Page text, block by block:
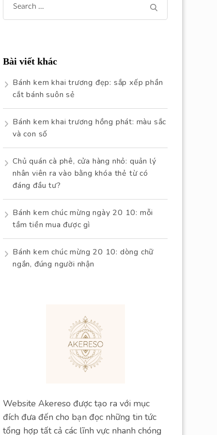
Search
for:
Bài viết khác
Bánh kem khai trương đẹp: sắp xếp phần
cắt bánh suôn sẻ
Bánh kem khai trương hồng phát: màu sắc
và con số
Chủ quán cà phê, cửa hàng nhỏ: quản lý
nhân viên ra vào bằng khóa thẻ từ có
đáng đầu tư?
Bánh kem chúc mừng ngày 20 10: mỗi
tầm tiền mua được gì
Bánh kem chúc mừng 20 10: dòng chữ
ngắn, đúng người nhận
Website Akereso được tạo ra với mục
đích đưa đến cho bạn đọc những tin tức
tổng hợp tất cả các lĩnh vực nhanh chóng